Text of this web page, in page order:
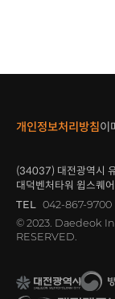
개인정보처리방침이
(34037) 대전광역시
대덕벤처타워 윕스퀘
TEL
042-867-9700
© 2023. Daedeok
RESERVED.